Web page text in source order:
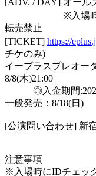
[ADV. / DAY] オール
※入場時ドリ
転売禁止
[TICKET] https://
チケのみ)
イープラスプレオー
8/8(木)21:00
◎入金期間:2024年
一般発売：8/18(日)
[公演問い合わせ] 新
注意事項
※入場時にIDチェッ